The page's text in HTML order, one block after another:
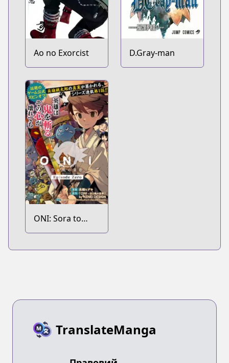
Ao no Exorcist D.Gray-man
ONI: Sora to
Kaze no Elegy
TranslateManga